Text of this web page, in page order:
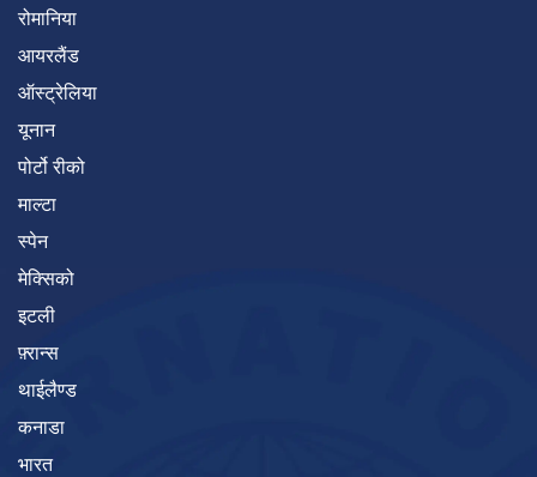
रोमानिया
आयरलैंड
ऑस्ट्रेलिया
यूनान
पोर्टो रीको
माल्टा
स्पेन
मेक्सिको
इटली
फ़्रान्स
थाईलैण्ड
कनाडा
भारत